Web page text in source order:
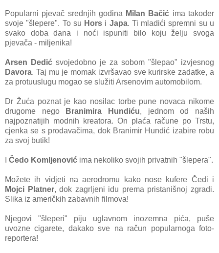
Popularni pjevač srednjih godina Milan Bačić ima također
svoje "šlepere". To su Hors i Japa. Ti mladići spremni su u
svako doba dana i noći ispuniti bilo koju želju svoga
pjevača - miljenika!
Arsen Dedić svojedobno je za sobom "šlepao" izvjesnog
Davora. Taj mu je momak izvršavao sve kurirske zadatke, a
za protuuslugu mogao se služiti Arsenovim automobilom.
Dr Žuća poznat je kao nosilac torbe pune novaca nikome
drugome nego
Branimira Hundiću, jednom od naših
najpoznatijih modnih kreatora. On plaća račune po Trstu,
cjenka se s prodavačima, dok Branimir Hundić izabire robu
za svoj butik!
Čedo Komljenović ima nekoliko svojih privatnih "šlepera".
Možete ih vidjeti na aerodromu kako nose kufere Čedi i
Mojci Platner, dok zagrljeni idu prema pristanišnoj zgradi.
Slika iz američkih zabavnih filmova!
Njegovi "šleperi" piju uglavnom inozemna pića, puše
uvozne cigarete, dakako sve na račun popularnoga foto-
reportera!